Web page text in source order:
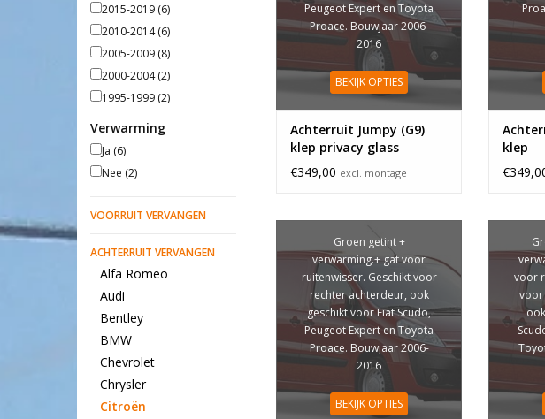
2015-2019 (6)
2010-2014(6)
2005-2009 (8)
2000-2004(2)
1995-1999 (2)
Verwarming
Ja (6)
Nee (2)
VOORRUIT VERVANGEN
ACHTERRUIT VERVANGEN
Alfa Romeo
Audi
Bentley
BMW
Chevrolet
Chrysler
Citroën
Peugeot Expert en Toyota
Proace. Bouwjaar 2006-
2016
BEKIJK OPTIES
Achterruit Jumpy (G9)
klep privacy glass
€349,00 excl. montage
klep
Groen getint +
verwarming.+ gat voor
ruitenwisser. Geschikt voor
rechter achterdeur, ook
geschikt voor Fiat Scudo,
Peugeot Expert en Toyota
Proace. Bouwjaar 2006-
2016
BEKIJK OPTIES
voor
voor